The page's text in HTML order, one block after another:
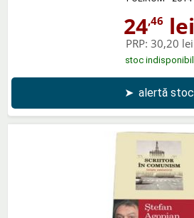
24,46 lei
PRP: 30,20 lei
stoc indisponibil
➤ alertă stoc